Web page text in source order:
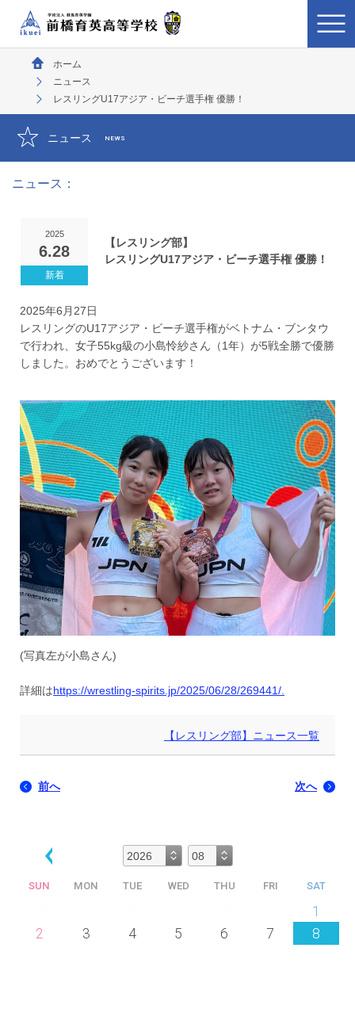
ホーム
ニュース
レスリングU17アジア・ビーチ選手権 優勝！
ニュース NEWS
ニュース：
2025
6.28
【レスリング部】
レスリングU17アジア・ビーチ選手権 優勝！
2025年6月27日
レスリングのU17アジア・ビーチ選手権がベトナム・ブンタウ
で行われ、女子55kg級の小島怜紗さん（1年）が5戦全勝で優勝
しました。おめでとうございます！
(写真左が小島さん)
詳細はhttps://wrestling-spirits.jp/2025/06/28/269441/.
【レスリング部】ニュース一覧
前へ 次へ
SUN MON TUE WED THU FRI SAT
1
2
3 4 5 6 7 8